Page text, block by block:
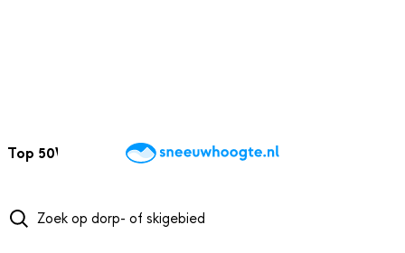
Top 50Webcams WintersportweerKaarten